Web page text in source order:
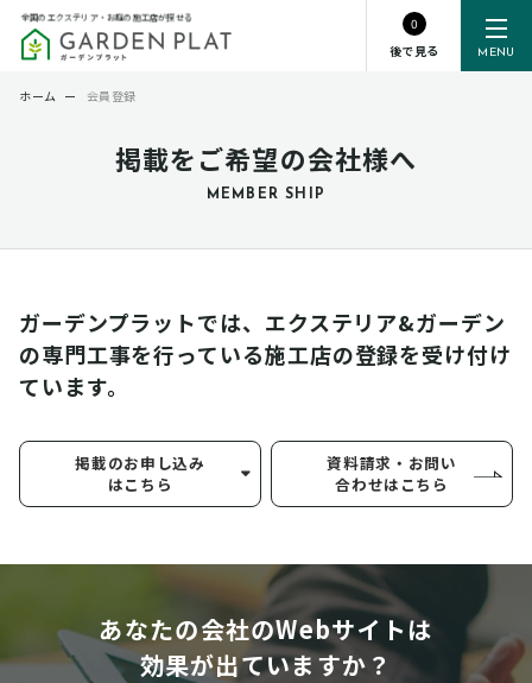
MENU
全国のエクステリア・お庭の施工店が探せる
0
後で見る
掲載をご希望の会社様へ
MEMBER SHIP
ホーム ー 会員登録
ガーデンプラットでは、エクステリア&ガーデン
の専門工事を行っている施工店の登録を受け付け
ています。
掲載のお申し込み
はこちら
資料請求・お問い
合わせはこちら
あなたの会社のWebサイトは
効果が出ていますか？